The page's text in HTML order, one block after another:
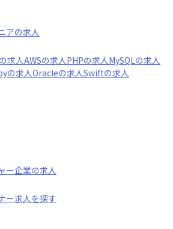
アの求人
の求人AWSの求人PHPの求人MySQLの求人
の求人Oracleの求人Swiftの求人
ー企業の求人
ー求人を探す